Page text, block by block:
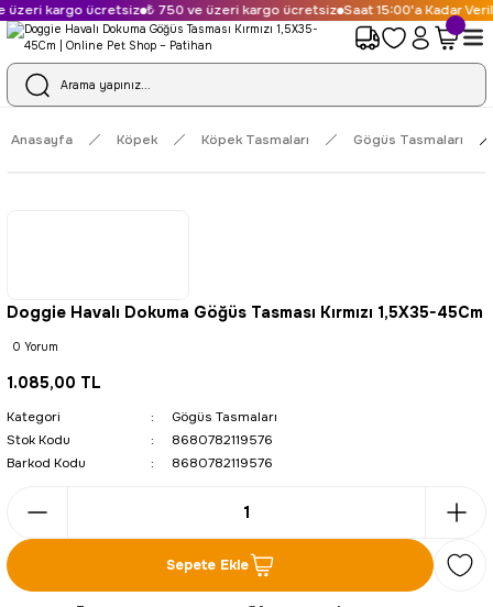
kargo ücretsiz ₺ 750 ve üzeri kargo ücretsiz Saat 15:00'a Kadar
Anasayfa Köpek Köpek Tasmaları Gögüs Tasmaları
Doggie Havalı Dokuma Göğüs Tasması Kırmızı 1,5X35-45Cm
0 Yorum
1.085,00 TL
Kategori
Gögüs Tasmaları
Stok Kodu
8680782119576
Barkod Kodu
8680782119576
Sepete Ekle